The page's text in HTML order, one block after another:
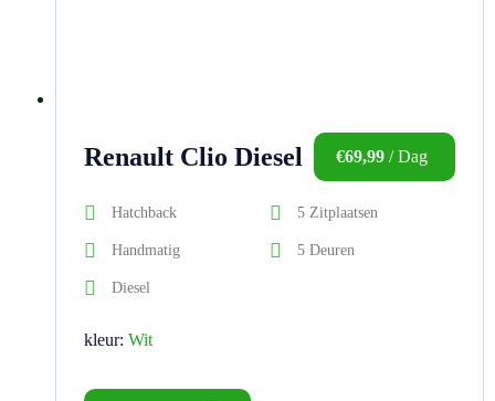
Renault Clio Diesel €69,99 / Dag
Hatchback 5 Zitplaatsen
Handmatig 5 Deuren
Diesel
kleur: Wit